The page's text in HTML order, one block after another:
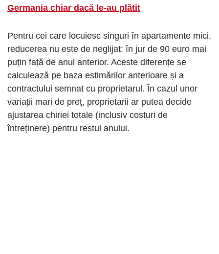
Germania chiar dacă le-au plătit
Pentru cei care locuiesc singuri în apartamente mici,
reducerea nu este de neglijat: în jur de 90 euro mai
puțin față de anul anterior. Aceste diferențe se
calculează pe baza estimărilor anterioare și a
contractului semnat cu proprietarul. În cazul unor
variații mari de preț, proprietarii ar putea decide
ajustarea chiriei totale (inclusiv costuri de
întreținere) pentru restul anului.